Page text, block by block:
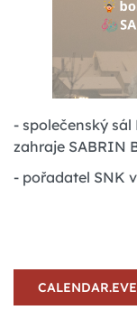
- společenský
zahraje SABRIN
- pořadatel SNK